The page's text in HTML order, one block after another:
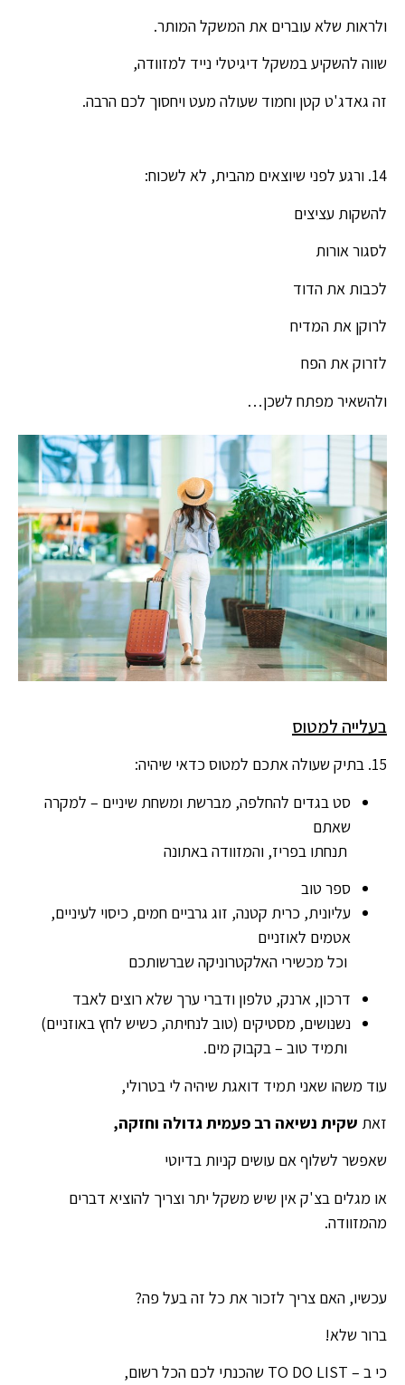
ולראות שלא עוברים את המשקל המותר.
שווה להשקיע במשקל דיגיטלי נייד למזוודה,
זה גאדג'ט קטן וחמוד שעולה מעט ויחסוך לכם הרבה.
14. ורגע לפני שיוצאים מהבית, לא לשכוח:
להשקות עציצים
לסגור אורות
לכבות את הדוד
לרוקן את המדיח
לזרוק את הפח
ולהשאיר מפתח לשכן…
בעלייה למטוס
15. בתיק שעולה אתכם למטוס כדאי שיהיה:
סט בגדים להחלפה, מברשת ומשחת שיניים – למקרה
שאתם
תנחתו בפריז, והמזוודה באתונה
ספר טוב
עליונית, כרית קטנה, זוג גרביים חמים, כיסוי לעיניים,
אטמים לאוזניים
וכל מכשירי האלקטרוניקה שברשותכם
דרכון, ארנק, טלפון ודברי ערך שלא רוצים לאבד
נשנושים, מסטיקים (טוב לנחיתה, כשיש לחץ באוזניים)
ותמיד טוב – בקבוק מים.
עוד משהו שאני תמיד דואגת שיהיה לי בטרולי,
זאת שקית נשיאה רב פעמית גדולה וחזקה,
שאפשר לשלוף אם עושים קניות בדיוטי
או מגלים בצ'ק אין שיש משקל יתר וצריך להוציא דברים
מהמזוודה.
עכשיו, האם צריך לזכור את כל זה בעל פה?
ברור שלא!
כי ב – TO DO LIST שהכנתי לכם הכל רשום,